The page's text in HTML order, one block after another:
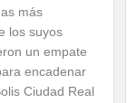
más
los suyos
un empate
encadenar
Ciudad Real